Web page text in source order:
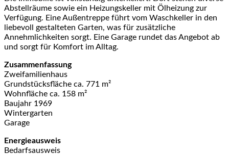
Abstellräume sowie ein Heizungskeller mit Ölheizung zur
Verfügung. Eine Außentreppe führt vom Waschkeller in den
liebevoll gestalteten Garten, was für zusätzliche
Annehmlichkeiten sorgt. Eine Garage rundet das Angebot ab
und sorgt für Komfort im Alltag.
Zusammenfassung
Zweifamilienhaus
Grundstücksfläche ca. 771 m²
Wohnfläche ca. 158 m²
Baujahr 1969
Wintergarten
Garage
Energieausweis
Bedarfsausweis